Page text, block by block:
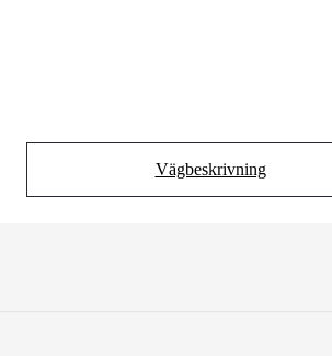
Vägbeskrivning
(Opens in new